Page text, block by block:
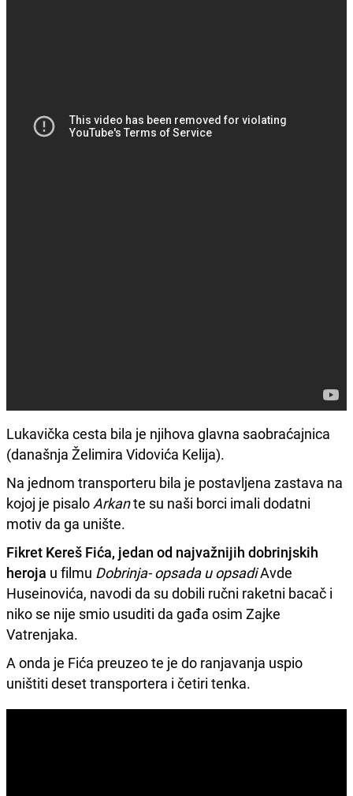
Lukavička cesta bila je njihova glavna saobraćajnica
(današnja Želimira Vidovića Kelija).
Na jednom transporteru bila je postavljena zastava na
kojoj je pisalo Arkante su naši borci imali dodatni
motiv da ga unište.
Fikret Kereš Fića, jedan od najvažnijih dobrinjskih
heroja u filmu Dobrinja- opsada u opsadiAvde
Huseinovića, navodi da su dobili ručni raketni bacač i
niko se nije smio usuditi da gađa osim Zajke
Vatrenjaka.
A onda je Fića preuzeo te je do ranjavanja uspio
uništiti deset transportera i četiri tenka.